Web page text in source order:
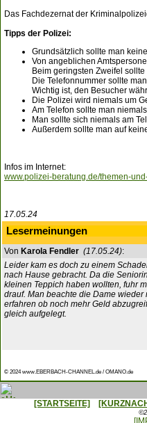
Das Fachdezernat der
Tipps der Polizei:
Grundsätzlich sollte man
Von angeblichen
Beim geringsten Zweifel
Die Telefonnummer sollte
Wichtig ist, den Besucher
Die Polizei wird niemals um
Am Telefon sollte man
Man sollte sich niemals am
Außerdem sollte man auf
Infos im Internet:
www.polizei-beratung.de/themen-
17.05.24
Lesermeinungen
Von Karola Fendler (17.05.24):
Leider kam es doch zu einem
nach Hause gebracht. Da die
kleinen Teppich haben wollten, fuhr
drauf. Man beachte die Dame
erfahren ob noch mehr Geld
gleich aufgelegt.
© 2024 www.EBERBACH-CHANNEL.de / OMANO.de
[STARTSEITE]